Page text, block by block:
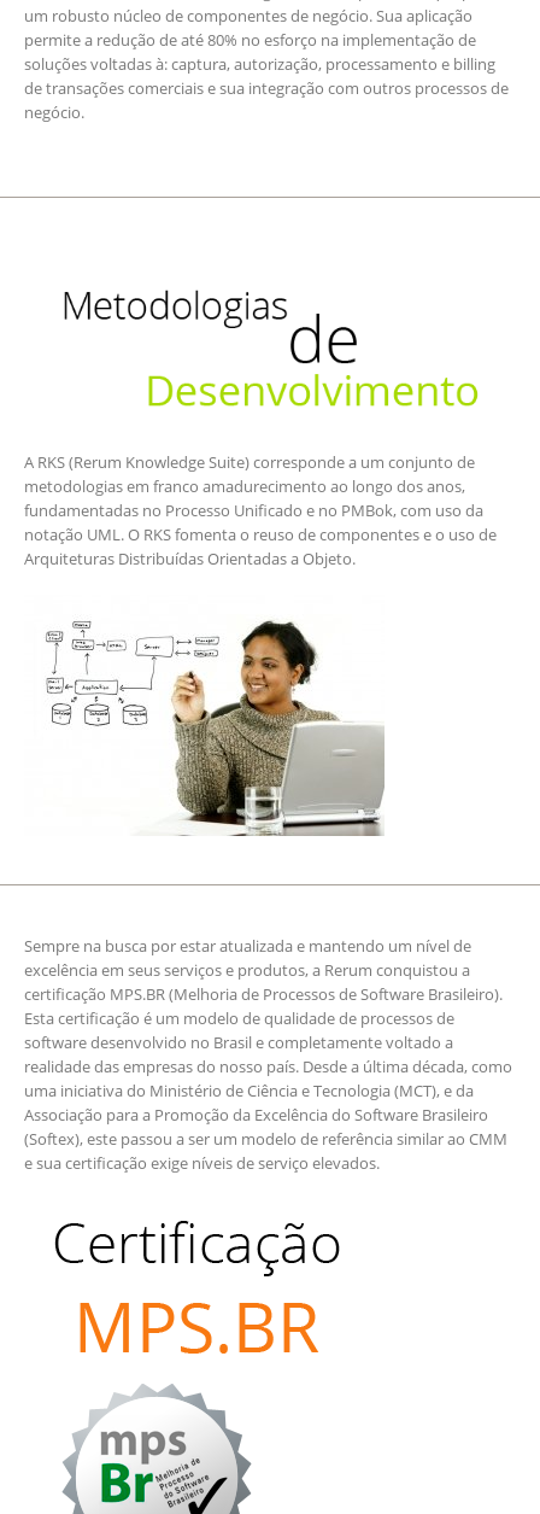
um robusto núcleo de componentes de negócio. Sua aplicação
permite a redução de até 80% no esforço na implementação de
soluções voltadas à: captura, autorização, processamento e billing
de transações comerciais e sua integração com outros processos de
negócio.
A RKS (Rerum Knowledge Suite) corresponde a um conjunto de
metodologias em franco amadurecimento ao longo dos anos,
fundamentadas no Processo Unificado e no PMBok, com uso da
notação UML. O RKS fomenta o reuso de componentes e o uso de
Arquiteturas Distribuídas Orientadas a Objeto.
Sempre na busca por estar atualizada e mantendo um nível de
excelência em seus serviços e produtos, a Rerum conquistou a
certificação MPS.BR (Melhoria de Processos de Software Brasileiro).
Esta certificação é um modelo de qualidade de processos de
software desenvolvido no Brasil e completamente voltado a
realidade das empresas do nosso país. Desde a última década, como
uma iniciativa do Ministério de Ciência e Tecnologia (MCT), e da
Associação para a Promoção da Excelência do Software Brasileiro
(Softex), este passou a ser um modelo de referência similar ao CMM
e sua certificação exige níveis de serviço elevados.